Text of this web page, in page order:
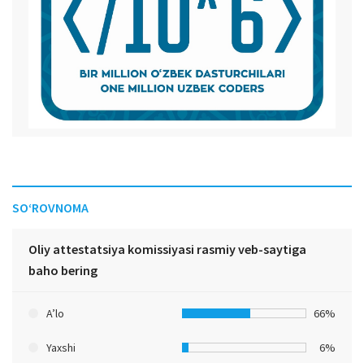
SO‘ROVNOMA
Oliy attestatsiya komissiyasi rasmiy veb-saytiga
baho bering
A’lo 66%
Yaxshi 6%